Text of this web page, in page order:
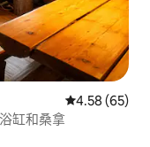
從 65 則評價
4.58 (65)
缸和桑拿